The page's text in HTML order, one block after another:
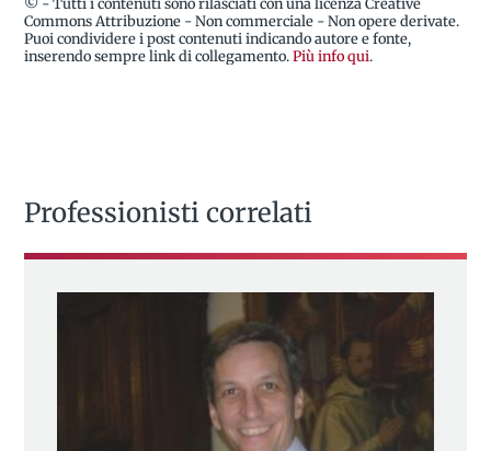
Commons Attribuzione - Non commerciale - Non opere derivate.
Puoi condividere i post contenuti indicando autore e fonte,
inserendo sempre link di collegamento.Più info qui.
Professionisti correlati